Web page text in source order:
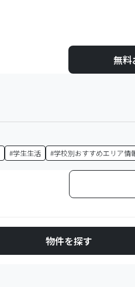
無料
#学生生活 #学校別おすすめエリア情
物件を探す